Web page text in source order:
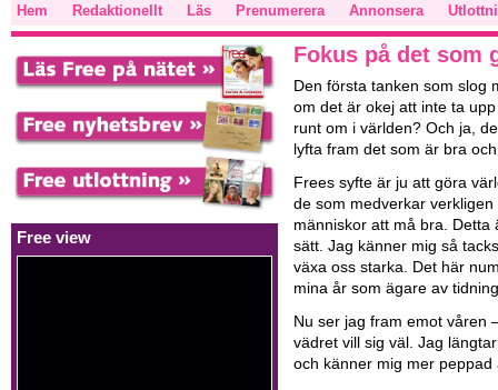
Hem Redaktionellt Läs Prenumerera Annonsera
Free view
Fokus på det som
Den första tanken som slog
om det är okej att inte ta
runt om i världen? Och ja,
lyfta fram det som är bra
Frees syfte är ju att göra
de som medverkar
människor att må bra.
sätt. Jag känner mig så
växa oss starka. Det här
mina år som ägare av
Nu ser jag fram emot våren
vädret vill sig väl. Jag
och känner mig mer